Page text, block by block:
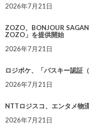
2026年7月21日
ZOZO、BONJOUR
ZOZO」を提供開始
2026年7月21日
ロジポケ、「パスキー認証
2026年7月21日
NTTロジスコ、エンタメ物
2026年7月21日